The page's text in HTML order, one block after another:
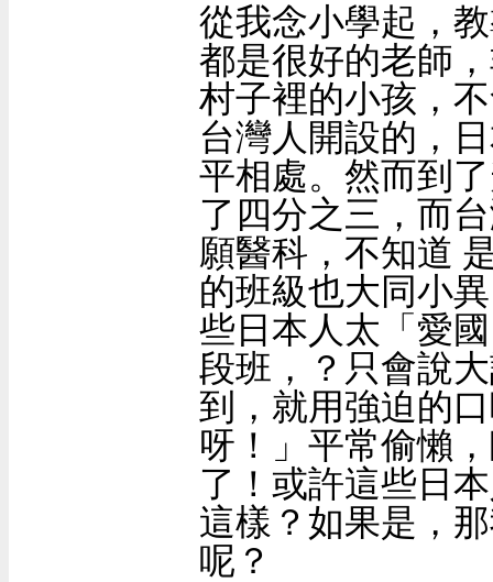
從我念小學起，
都是很好的老師
村子裡的小孩，
台灣人開設的，
平相處。然而到
了四分之三，而
願醫科，不知道
的班級也大同小
些日本人太「愛
段班，
？ 只會說
到，就用強迫的
呀！」平常偷懶
了！或許這些日
這樣？如果是，
呢？